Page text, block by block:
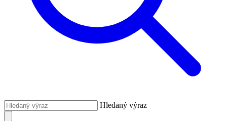
Hledaný výraz